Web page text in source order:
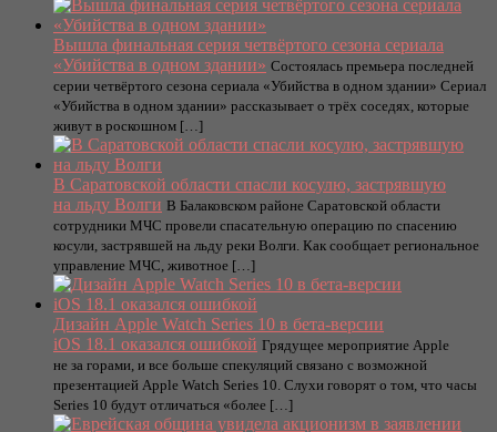
Вышла финальная серия четвёртого сезона сериала
«Убийства в одном здании» Состоялась премьера последней
серии четвёртого сезона сериала «Убийства в одном здании» Сериал
«Убийства в одном здании» рассказывает о трёх соседях, которые
живут в роскошном […]
В Саратовской области спасли косулю, застрявшую
на льду Волги В Балаковском районе Саратовской области
сотрудники МЧС провели спасательную операцию по спасению
косули, застрявшей на льду реки Волги. Как сообщает региональное
управление МЧС, животное […]
Дизайн Apple Watch Series 10 в бета-версии
iOS 18.1 оказался ошибкой Грядущее мероприятие Apple
не за горами, и все больше спекуляций связано с возможной
презентацией Apple Watch Series 10. Слухи говорят о том, что часы
Series 10 будут отличаться «более […]